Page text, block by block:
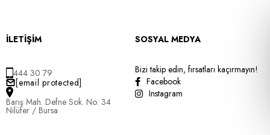
İLETİŞİM
444 30 79
[email protected]
Barış Mah. Defne Sok. No: 34
Nilüfer / Bursa
SOSYAL MEDYA
Bizi takip edin, fırsatları kaçırmayın!
Facebook
Instagram